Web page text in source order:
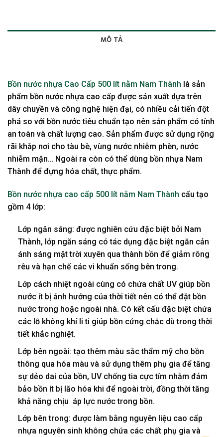
MÔ TẢ
Bồn nước nhựa Cao Cấp 500 lít nằm Nam Thành là sản
phẩm bồn nước nhựa cao cấp được sản xuất dựa trên
dây chuyền và công nghệ hiện đại, có nhiều cải tiến đột
phá so với bồn nước tiêu chuẩn tạo nên sản phẩm có tính
an toàn và chất lượng cao. Sản phẩm được sử dụng rộng
rãi khắp nơi cho tàu bè, vùng nước nhiễm phèn, nước
nhiễm mặn… Ngoài ra còn có thể dùng bồn nhựa Nam
Thành để đựng hóa chất, thực phẩm.
Bồn nước nhựa cao cấp 500 lít nằm Nam Thành cấu tạo
gồm 4 lớp:
Lớp ngăn sáng: được nghiên cứu đặc biệt bởi Nam
Thành, lớp ngăn sáng có tác dụng đặc biệt ngăn cản
ánh sáng mặt trời xuyên qua thành bồn để giảm rông
rêu và hạn chế các vi khuẩn sống bên trong.
Lớp cách nhiệt ngoài cùng có chứa chất UV giúp bồn
nước ít bị ảnh hưởng của thời tiết nên có thể đặt bồn
nước trong hoặc ngoài nhà. Có kết cấu đặc biệt chứa
các lỗ không khí li ti giúp bồn cứng chắc dù trong thời
tiết khắc nghiệt.
Lớp bên ngoài: tạo thêm màu sắc thẩm mỹ cho bồn
thông qua hóa màu và sử dụng thêm phụ gia để tăng
sự dẻo dai của bồn, UV chống tia cực tím nhằm đảm
bảo bồn ít bị lăo hóa khi để ngoài trời, đồng thời tăng
khả năng chịu áp lực nước trong bồn.
Lớp bên trong: được làm bằng nguyên liệu cao cấp
nhựa nguyên sinh không chứa các chất phụ gia và